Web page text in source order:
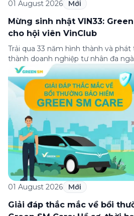
01 August 2026 Mới
Mừng sinh nhật VIN33:
cho hội viên VinClub
Trải qua 33 năm hình thành và
thành doanh nghiệp tư nhân đa
lọt Top 30 doanh nghiệp lớn nhất
xếp hạng của Tạp chí Fortune
thành lập (8/8/1993 đến 8/8/2026),
01 August 2026 Mới
Giải đáp thắc mắc về bồi